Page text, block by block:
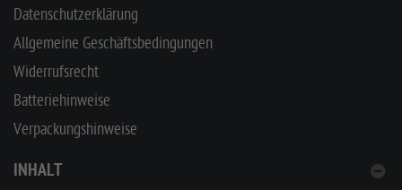
Datenschutzerklärung
Allgemeine Geschäftsbedingungen
Widerrufsrecht
Batteriehinweise
Verpackungshinweise
INHALT